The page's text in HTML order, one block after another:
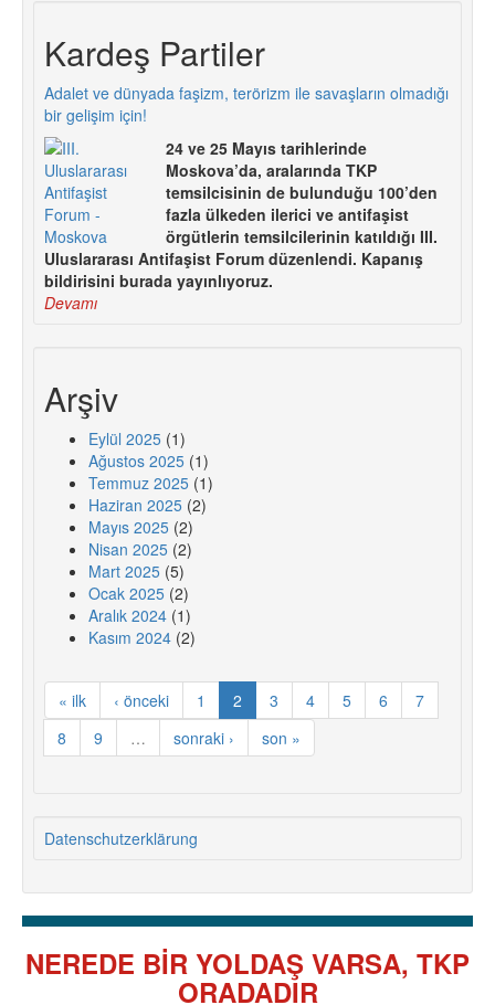
Kardeş Partiler
Adalet ve dünyada faşizm, terörizm ile savaşların olmadığı
bir gelişim için!
24 ve 25 Mayıs tarihlerinde
Moskova’da, aralarında TKP
temsilcisinin de bulunduğu 100’den
fazla ülkeden ilerici ve antifaşist
örgütlerin temsilcilerinin katıldığı III.
Uluslararası Antifaşist Forum düzenlendi. Kapanış
bildirisini burada yayınlıyoruz.
Devamı
Arşiv
Eylül 2025 (1)
Ağustos 2025 (1)
Temmuz 2025 (1)
Haziran 2025 (2)
Mayıs 2025 (2)
Nisan 2025 (2)
Mart 2025 (5)
Ocak 2025 (2)
Aralık 2024 (1)
Kasım 2024 (2)
« ilk ‹ önceki 1 2 3 4 5 6
7
8
9 … sonraki › son »
Datenschutzerklärung
NEREDE BİR YOLDAŞ VARSA, TKP
ORADADIR